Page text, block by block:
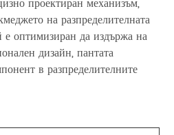
на разпределителната
е оптимизиран да издържа на
дизайн, пантата
в разпределителните